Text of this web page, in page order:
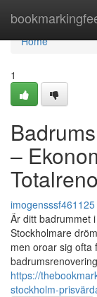
Home
Home
1
–
imogensssf461125
Är ditt badrummet
Stockholmare
men oroar sig ofta
https://
stockholm-